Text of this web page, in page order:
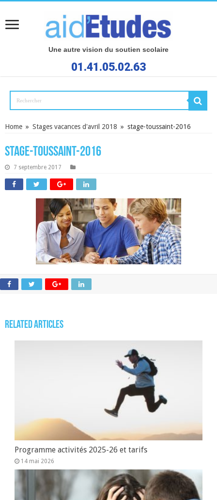
Une autre vision du soutien scolaire
01.41.05.02.63
Home » Stages vacances d'avril 2018 » stage-toussaint-2016
stage-toussaint-2016
7 septembre 2017
Related Articles
Programme activités 2025-26 et tarifs
14 mai 2026